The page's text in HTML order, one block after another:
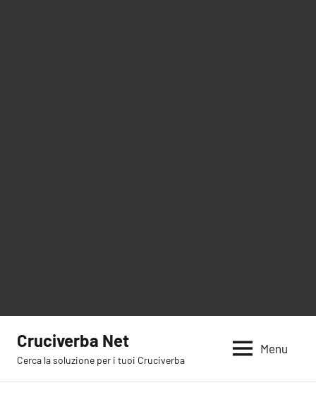
contenuto
Cruciverba Net
Cerca la soluzione per i tuoi Cruciverba
Menu